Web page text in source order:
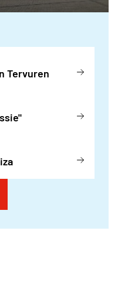
Tervuren